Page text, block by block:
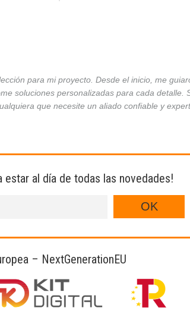
para mi proyecto. Desde el inicio, me
soluciones personalizadas para cada detalle.
que necesite un aliado confiable y
estar al día de todas las novedades!
– NextGenerationEU